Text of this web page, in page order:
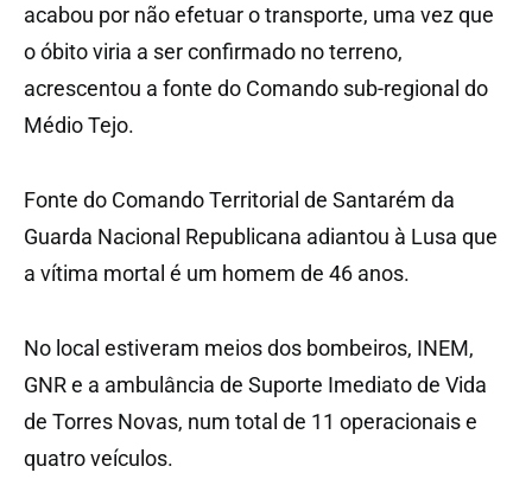
acabou por não efetuar o transporte, uma vez que
o óbito viria a ser confirmado no terreno,
acrescentou a fonte do Comando sub-regional do
Médio Tejo.
Fonte do Comando Territorial de Santarém da
Guarda Nacional Republicana adiantou à Lusa que
a vítima mortal é um homem de 46 anos.
No local estiveram meios dos bombeiros, INEM,
GNR e a ambulância de Suporte Imediato de Vida
de Torres Novas, num total de 11 operacionais e
quatro veículos.